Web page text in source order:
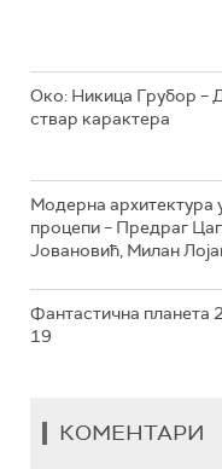
Око: Никица Грубор –
ствар карактера
Модерна архитектура
процепи – Предраг
Јовановић, Милан
Фантастична планета
19
КОМЕНТАРИ